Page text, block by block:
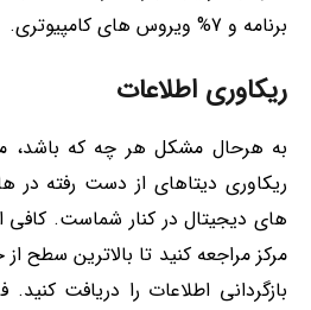
برنامه و 7% ویروس های کامپیوتری.
ریکاوری اطلاعات
به هرحال مشکل هر چه که باشد،
ریکاوری دیتاهای از دست رفته در
های دیجیتال در کنار شماست.
مرکز مراجعه کنید تا بالاترین
بازگردانی اطلاعات را دریافت